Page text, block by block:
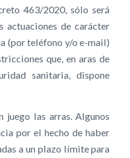
463/2020, sólo será
actuaciones de carácter
(por teléfono y/o e-mail)
que, en aras de
sanitaria, dispone
las arras. Algunos
por el hecho de haber
a un plazo límite para